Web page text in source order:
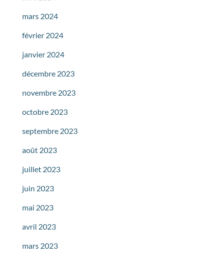
mars 2024
février 2024
janvier 2024
décembre 2023
novembre 2023
octobre 2023
septembre 2023
août 2023
juillet 2023
juin 2023
mai 2023
avril 2023
mars 2023